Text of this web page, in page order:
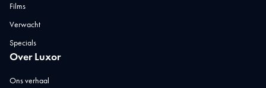
Films
Verwacht
Specials
Over Luxor
Ons verhaal